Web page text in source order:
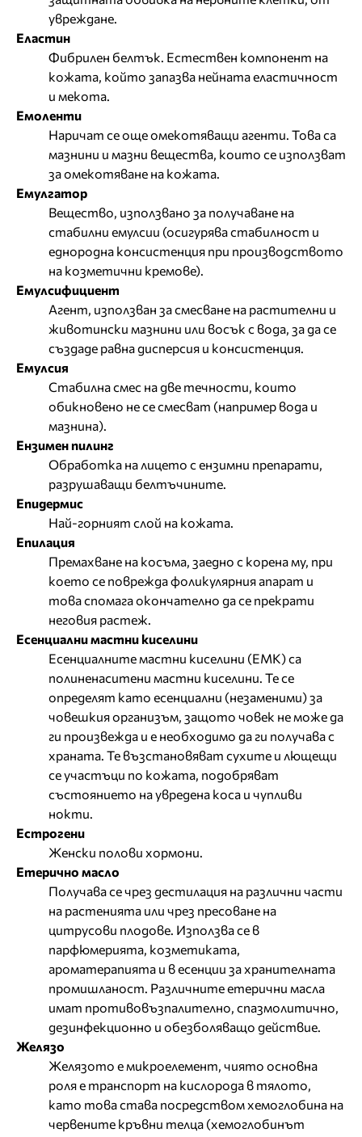
увреждане.
Еластин
Фибрилен белтък. Естествен компонент на
кожата, който запазва нейната еластичност
и мекота.
Емоленти
Наричат се още омекотяващи агенти. Това са
мазнини и мазни вещества, които се използват
за омекотяване на кожата.
Емулгатор
Вещество, използвано за получаване на
стабилни емулсии (осигурява стабилност и
еднородна консистенция при производството
на козметични кремове).
Емулсифициент
Агент, използван за смесване на растителни и
животински мазнини или восък с вода, за да се
създаде равна дисперсия и консистенция.
Емулсия
Стабилна смес на две течности, които
обикновено не се смесват (например вода и
мазнина).
Ензимен пилинг
Обработка на лицето с ензимни препарати,
разрушаващи белтъчините.
Епидермис
Най-горният слой на кожата.
Епилация
Премахване на косъма, заедно с корена му, при
което се поврежда фоликулярния апарат и
това спомага окончателно да се прекрати
неговия растеж.
Есенциални мастни киселини
Есенциалните мастни киселини (EMK) са
полиненаситени мастни киселини. Те се
определят като есенциални (незаменими) за
човешкия организъм, защото човек не може да
ги произвежда и е необходимо да ги получава с
храната. Те възстановяват сухите и лющещи
се участъци по кожата, подобряват
състоянието на увредена коса и чупливи
нокти.
Естрогени
Женски полови хормони.
Етерично масло
Получава се чрез дестилация на различни части
на растенията или чрез пресоване на
цитрусови плодове. Използва се в
парфюмерията, козметиката,
ароматерапията и в есенции за хранителната
промишланост. Различните етерични масла
имат противовъзпалително, спазмолитично,
дезинфекционно и обезболяващо действие.
Желязо
Желязото е микроелемент, чиято основна
роля е транспорт на кислорода в тялото,
като това става посредством хемоглобина на
червените кръвни телца (хемоглобинът